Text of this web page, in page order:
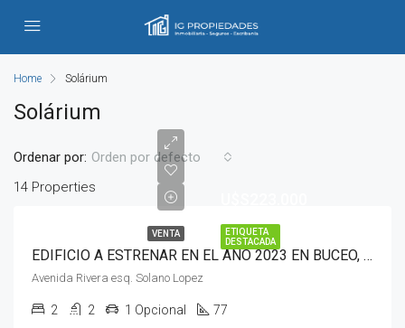
Home Solárium
Solárium
14 Properties
Ordenar por: Orden por defecto
ETIQUETA
DESTACADA
VENTA
EDIFICIO A ESTRENAR EN EL AÑO 2023 EN BUCEO, AVENIDA RIVERA Y SOLANO LOPEZ
Avenida Rivera esq. Solano Lopez
2 2 1 Opcional 77